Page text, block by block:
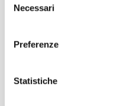
policy
delNecessari
Preferenze
Statistiche